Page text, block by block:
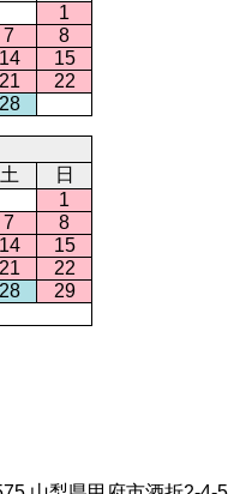
1
7
8
14
15
21
22
28
土
日
1
7
8
14
15
21
22
28
29